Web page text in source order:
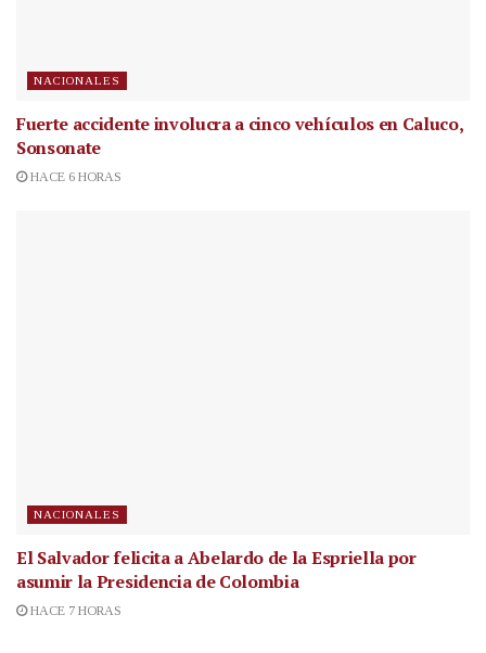
NACIONALES
Fuerte accidente involucra a cinco vehículos en Caluco,
Sonsonate
HACE 6 HORAS
NACIONALES
El Salvador felicita a Abelardo de la Espriella por
asumir la Presidencia de Colombia
HACE 7 HORAS